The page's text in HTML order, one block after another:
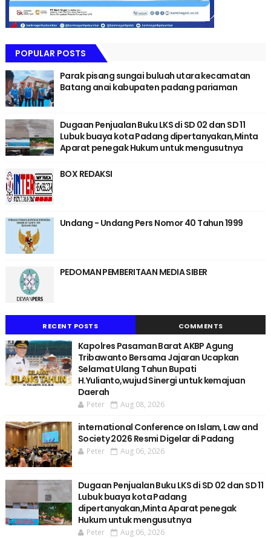
POPULAR POSTS
Parak pisang sungai buluah utara kecamatan
Batang anai kabupaten padang pariaman
Dugaan Penjualan Buku LKS di SD 02 dan SD 11
Lubuk buaya kota Padang dipertanyakan,Minta
Aparat penegak Hukum untuk mengusutnya
BOX REDAKSI
Undang - Undang Pers Nomor 40 Tahun 1999
PEDOMAN PEMBERITAAN MEDIA SIBER
RECENT POSTS COMMENTS
Kapolres Pasaman Barat AKBP Agung
Tribawanto Bersama Jajaran Ucapkan
Selamat Ulang Tahun Bupati
H.Yulianto,wujud Sinergi untuk kemajuan
Daerah
Peter Aug 08, 2026
international Conference on Islam, Law and
Society 2026 Resmi Digelar di Padang
Peter Aug 06, 2026
Dugaan Penjualan Buku LKS di SD 02 dan SD 11
Lubuk buaya kota Padang
dipertanyakan,Minta Aparat penegak
Hukum untuk mengusutnya
Peter Aug 06, 2026